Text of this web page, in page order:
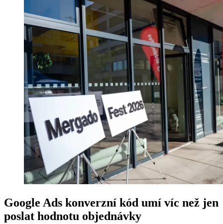
Google Ads konverzní kód umí víc než jen
poslat hodnotu objednávky